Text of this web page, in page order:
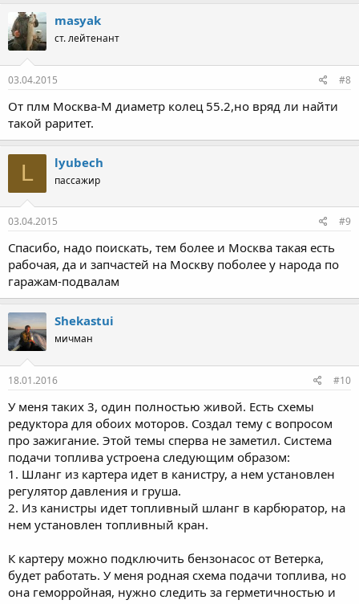
masyak
ст. лейтенант
03.04.2015 #8
От плм Москва-М диаметр колец 55.2,но вряд ли найти
такой раритет.
L lyubech
пассажир
03.04.2015 #9
Спасибо, надо поискать, тем более и Москва такая есть
рабочая, да и запчастей на Москву поболее у народа по
гаражам-подвалам
Shekastui
мичман
18.01.2016 #10
У меня таких 3, один полностью живой. Есть схемы
редуктора для обоих моторов. Создал тему с вопросом
про зажигание. Этой темы сперва не заметил. Система
подачи топлива устроена следующим образом:
1. Шланг из картера идет в канистру, а нем установлен
регулятор давления и груша.
2. Из канистры идет топливный шланг в карбюратор, на
нем установлен топливный кран.
К картеру можно подключить бензонасос от Ветерка,
будет работать. У меня родная схема подачи топлива, но
она геморройная, нужно следить за герметичностью и